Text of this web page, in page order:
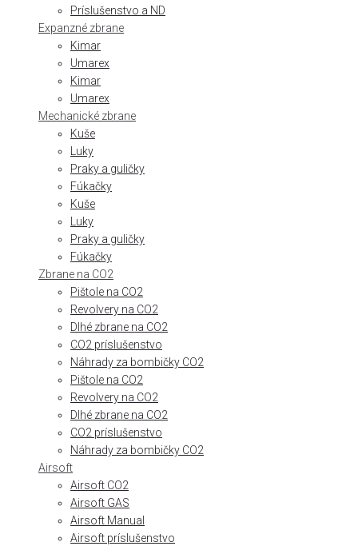
Príslušenstvo a ND
Expanzné zbrane
Kimar
Umarex
Kimar
Umarex
Mechanické zbrane
Kuše
Luky
Praky a guličky
Fúkačky
Kuše
Luky
Praky a guličky
Fúkačky
Zbrane na CO2
Pištole na CO2
Revolvery na CO2
Dlhé zbrane na CO2
CO2 príslušenstvo
Náhrady za bombičky CO2
Pištole na CO2
Revolvery na CO2
Dlhé zbrane na CO2
CO2 príslušenstvo
Náhrady za bombičky CO2
Airsoft
Airsoft CO2
Airsoft GAS
Airsoft Manual
Airsoft príslušenstvo